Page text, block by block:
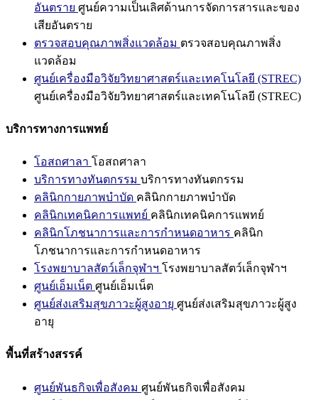
อันตราย ศูนย์ความเป็นเลิศด้านการจัดการสารและของ
เสียอันตราย
ตรวจสอบคุณภาพสิ่งแวดล้อม ตรวจสอบคุณภาพสิ่ง
แวดล้อม
ศูนย์เครื่องมือวิจัยวิทยาศาสตร์และเทคโนโลยี (STREC)
ศูนย์เครื่องมือวิจัยวิทยาศาสตร์และเทคโนโลยี (STREC)
บริการทางการแพทย์
โอสถศาลา โอสถศาลา
บริการทางทันตกรรม บริการทางทันตกรรม
คลินิกกายภาพบำบัด คลินิกกายภาพบำบัด
คลินิกเทคนิคการแพทย์ คลินิกเทคนิคการแพทย์
คลินิกโภชนาการและการกำหนดอาหาร คลินิก
โภชนาการและการกำหนดอาหาร
โรงพยาบาลสัตว์เล็กจุฬาฯ โรงพยาบาลสัตว์เล็กจุฬาฯ
ศูนย์เอ็มเน็ต ศูนย์เอ็มเน็ต
ศูนย์ส่งเสริมสุขภาวะผู้สูงอายุ ศูนย์ส่งเสริมสุขภาวะผู้สูง
อายุ
พื้นที่สร้างสรรค์
ศูนย์พันธกิจเพื่อสังคม ศูนย์พันธกิจเพื่อสังคม